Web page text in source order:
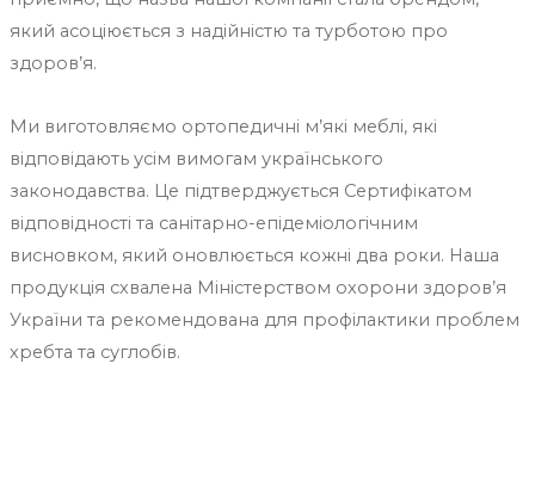
який асоціюється з надійністю та турботою про
здоров’я.
Ми виготовляємо ортопедичні м’які меблі, які
відповідають усім вимогам українського
законодавства. Це підтверджується Сертифікатом
відповідності та санітарно-епідеміологічним
висновком, який оновлюється кожні два роки. Наша
продукція схвалена Міністерством охорони здоров’я
України та рекомендована для профілактики проблем
хребта та суглобів.